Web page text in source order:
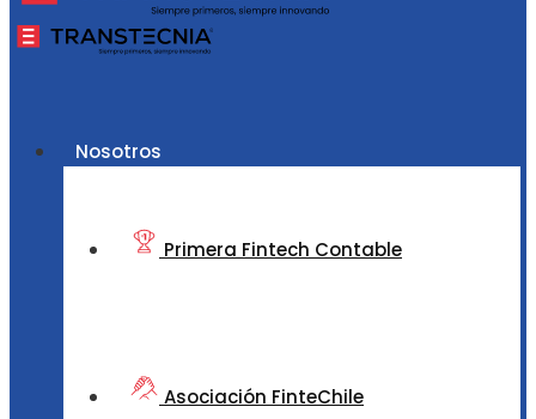
Nosotros
Primera Fintech Contable
Asociación FinteChile